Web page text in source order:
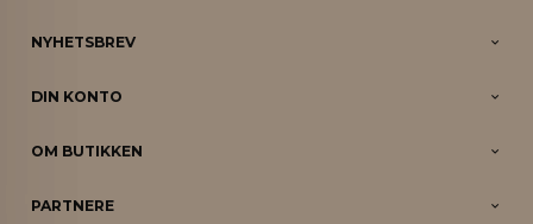
NYHETSBREV
DIN KONTO
OM BUTIKKEN
PARTNERE